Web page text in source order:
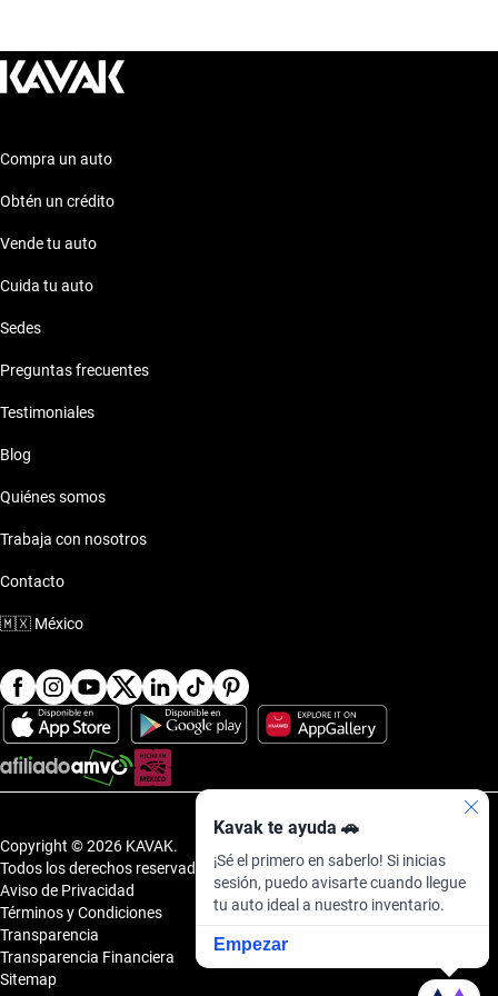
Ford Focus Portal Centro Negro
Kavak te ayuda 🚗
¡Sé el primero en saberlo! Si inicias
sesión, puedo avisarte cuando llegue
tu auto ideal a nuestro inventario.
Empezar
Compra un auto
Obtén un crédito
Vende tu auto
Cuida tu auto
Sedes
Preguntas frecuentes
Testimoniales
Blog
Quiénes somos
Trabaja con nosotros
Contacto
🇲🇽 México
Copyright © 2026 KAVAK.
Todos los derechos reservados.
Aviso de Privacidad
Términos y Condiciones
Transparencia
Transparencia Financiera
Sitemap